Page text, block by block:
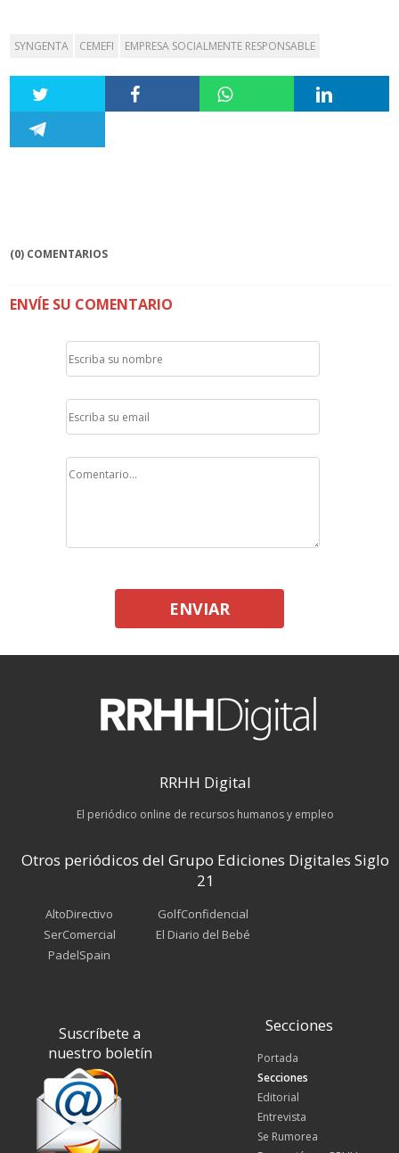
SYNGENTA CEMEFI EMPRESA SOCIALMENTE RESPONSABLE
(0) COMENTARIOS
ENVÍE SU COMENTARIO
ENVIAR
RRHH Digital
El periódico online de recursos humanos y empleo
Otros periódicos del Grupo Ediciones Digitales Siglo
21
AltoDirectivo
SerComercial
PadelSpain
GolfConfidencial
El Diario del Bebé
Suscríbete a
nuestro boletín
Secciones
Portada
Secciones
Editorial
Entrevista
Se Rumorea